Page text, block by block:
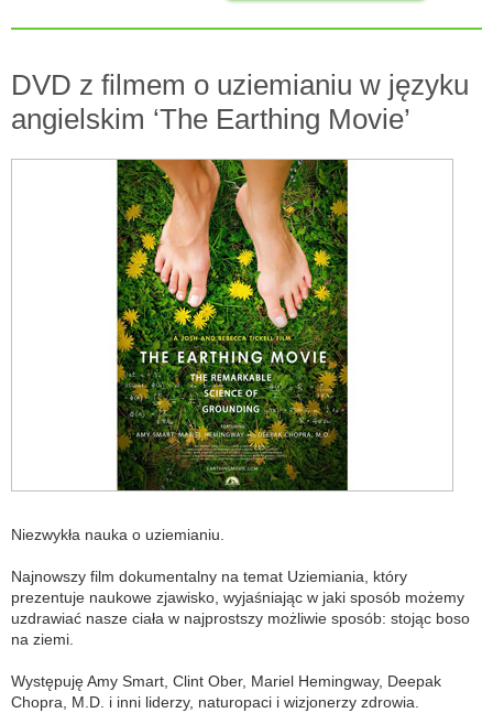
DVD z filmem o uziemianiu w języku
angielskim ‘The Earthing Movie’
Niezwykła nauka o uziemianiu.
Najnowszy film dokumentalny na temat Uziemiania, który
prezentuje naukowe zjawisko, wyjaśniając w jaki sposób możemy
uzdrawiać nasze ciała w najprostszy możliwie sposób: stojąc boso
na ziemi.
Występuję Amy Smart, Clint Ober, Mariel Hemingway, Deepak
Chopra, M.D. i inni liderzy, naturopaci i wizjonerzy zdrowia.